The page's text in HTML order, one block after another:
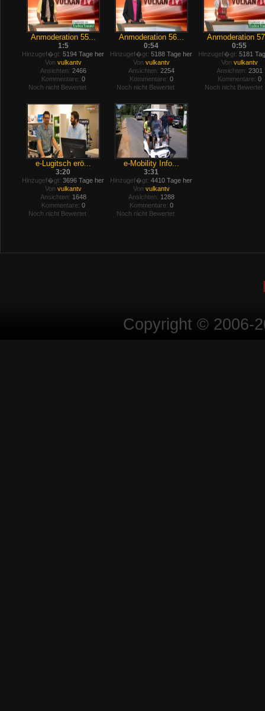
Anmoderation 55...
1:5
Hinzugef�gt: 5194 Tage her
Von vulkantv
Ansichten: 2466
Kommentare: 0
Noch nicht Bewertet
Anmoderation 56...
0:54
Hinzugef�gt: 5188 Tage her
Von vulkantv
Ansichten: 2254
Kommentare: 0
Noch nicht Bewertet
Anmoderation
0:55
Hinzugef�gt: 5181
Von vulkantv
Ansichten: 2301
Kommentare: 0
Noch nicht Bewertet
e-Lugitsch erö...
3:20
Hinzugef�gt: 3696 Tage her
Von vulkantv
Ansichten: 1648
Kommentare: 0
Noch nicht Bewertet
e-Mobility Info...
3:31
Hinzugef�gt: 4410 Tage her
Von vulkantv
Ansichten: 1288
Kommentare: 0
Noch nicht Bewertet
Copyright © 2006-